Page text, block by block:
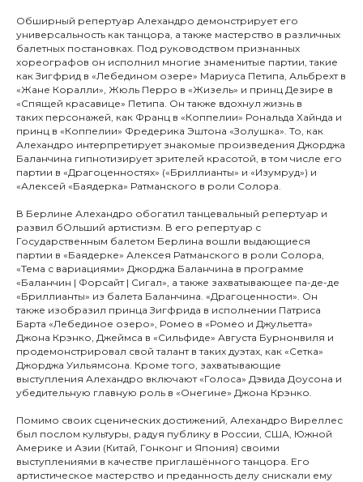
Обширный репертуар Алехандро демонстрирует его
универсальность как танцора, а также мастерство в различных
балетных постановках. Под руководством признанных
хореографов он исполнил многие знаменитые партии, такие
как Зигфрид в «Лебедином озере» Мариуса Петипа, Альбрехт в
«Жане Коралли», Жюль Перро в «Жизель» и принц Дезире в
«Спящей красавице» Петипа. Он также вдохнул жизнь в
таких персонажей, как Франц в «Коппелии» Рональда Хайнда и
принц в «Коппелии» Фредерика Эштона «Золушка». То, как
Алехандро интерпретирует знакомые произведения Джорджа
Баланчина гипнотизирует зрителей красотой, в том числе его
партии в «Драгоценностях» («Бриллианты» и «Изумруд») и
«Алексей «Баядерка» Ратманского в роли Солора.
В Берлине Алехандро обогатил танцевальный репертуар и
развил бОльший артистизм. В его репертуар с
Государственным балетом Берлина вошли выдающиеся
партии в «Баядерке» Алексея Ратманского в роли Солора,
«Тема с вариациями» Джорджа Баланчина в программе
«Баланчин | Форсайт | Сигал», а также захватывающее па-де-де
«Бриллианты» из балета Баланчина. «Драгоценности». Он
также изобразил принца Зигфрида в исполнении Патриса
Барта «Лебединое озеро», Ромео в «Ромео и Джульетта»
Джона Крэнко, Джеймса в «Сильфиде» Августа Бурнонвиля и
продемонстрировал свой талант в таких дуэтах, как «Сетка»
Джорджа Уильямсона. Кроме того, захватывающие
выступления Алехандро включают «Голоса» Дэвида Доусона и
убедительную главную роль в «Онегине» Джона Крэнко.
Помимо своих сценических достижений, Алехандро Виреллес
был послом культуры, радуя публику в России, США, Южной
Америке и Азии (Китай, Гонконг и Япония) своими
выступлениями в качестве приглашённого танцора. Его
артистическое мастерство и преданность делу снискали ему